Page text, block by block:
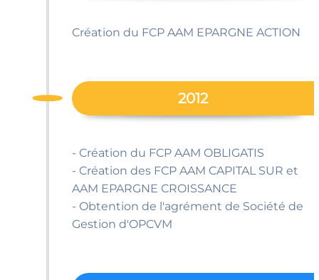
Création du FCP AAM EPARGNE ACTION
2012
- Création du FCP AAM OBLIGATIS
- Création des FCP AAM CAPITAL SUR et
AAM EPARGNE CROISSANCE
- Obtention de l'agrément de Société de
Gestion d'OPCVM